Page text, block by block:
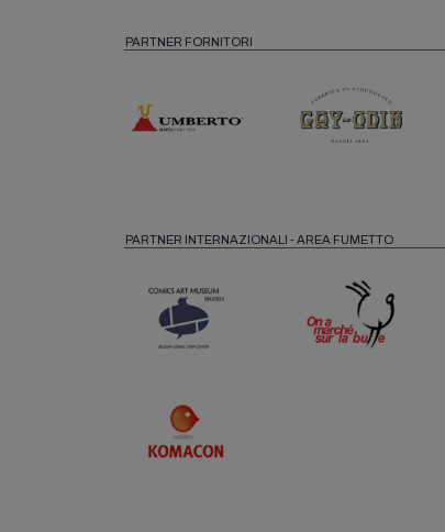
PARTNER FORNITORI
PARTNER INTERNAZIONALI - AREA FUMETTO